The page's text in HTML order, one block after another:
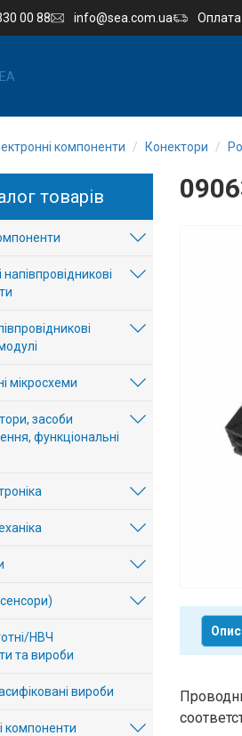
00 88 info@sea.com.ua Оплата
компоненти Конектори
Опис
товарів
мікросхеми
засоби
функціональні
НВЧ
та вироби
вироби
компоненти